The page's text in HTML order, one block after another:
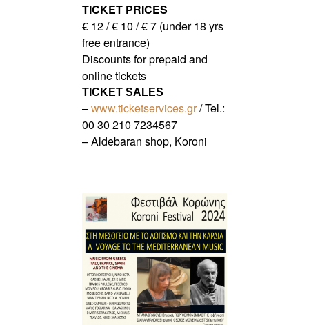
TICKET PRICES
€ 12 / € 10 / € 7 (under 18 yrs
free entrance)
Discounts for prepaid and
online tickets
TICKET SALES
–www.ticketservices.gr/ Tel.:
00 30 210 7234567
– Aldebaran shop, Koroni